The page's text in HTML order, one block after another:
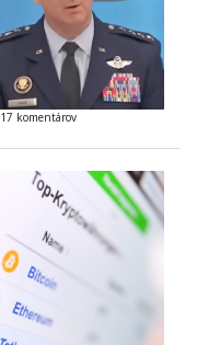
17 komentárov